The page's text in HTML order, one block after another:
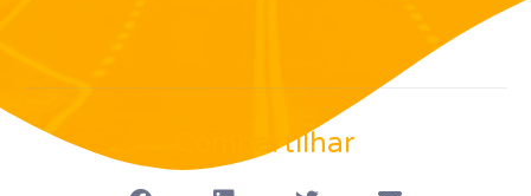
Compartilhar